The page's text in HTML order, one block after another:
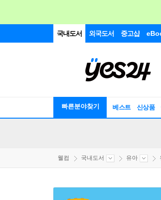
국내도서 외국도서 중고샵
빠른분야찾기 베스트 신상품
웰컴 국내도서 유아